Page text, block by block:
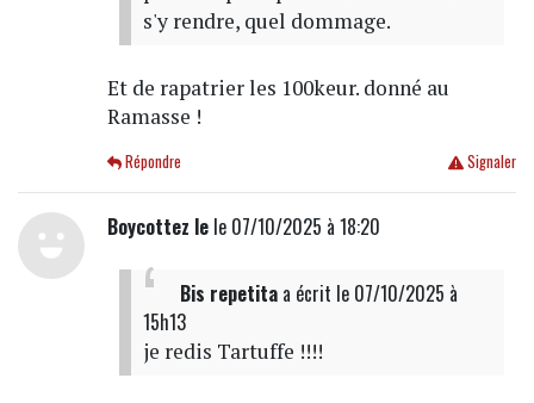
s'y rendre, quel dommage.
Et de rapatrier les 100keur. donné au
Ramasse !
Signaler
Répondre
Boycottez lele 07/10/2025 à 18:20
Bis repetitaa écrit le 07/10/2025 à
15h13
je redis Tartuffe !!!!